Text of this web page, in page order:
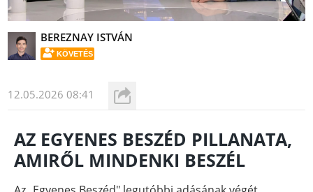
BEREZNAY ISTVÁN
KÖVETÉS
12.05.2026 08:41
AZ EGYENES BESZÉD PILLANATA,
AMIRŐL MINDENKI BESZÉL